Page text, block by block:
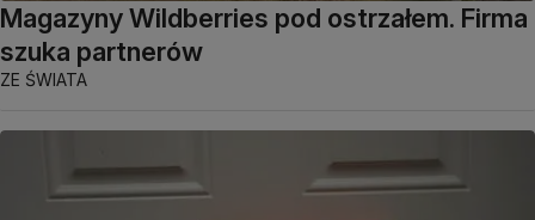
Magazyny Wildberries pod ostrzałem. Firma
szuka partnerów
ZE ŚWIATA